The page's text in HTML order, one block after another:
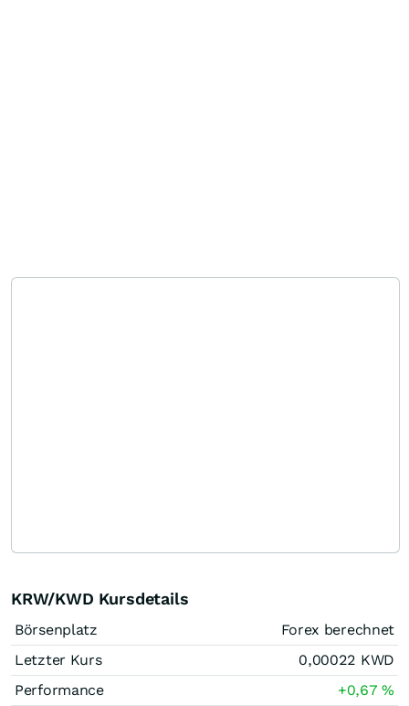
KRW/KWD Kursdetails
Börsenplatz
Forex berechnet
Letzter Kurs
0,00022 KWD
Performance
+0,67%